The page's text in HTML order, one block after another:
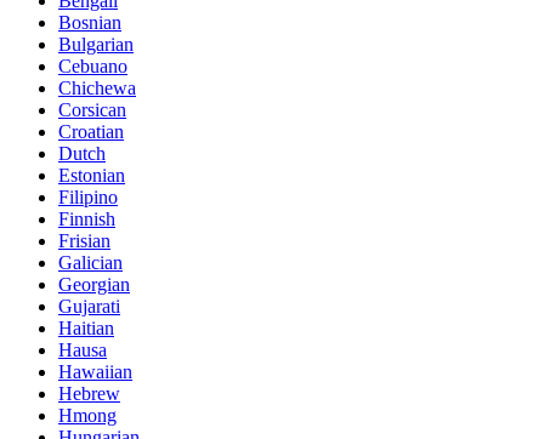
Bosnian
Bulgarian
Cebuano
Chichewa
Corsican
Croatian
Dutch
Estonian
Filipino
Finnish
Frisian
Galician
Georgian
Gujarati
Haitian
Hausa
Hawaiian
Hebrew
Hmong